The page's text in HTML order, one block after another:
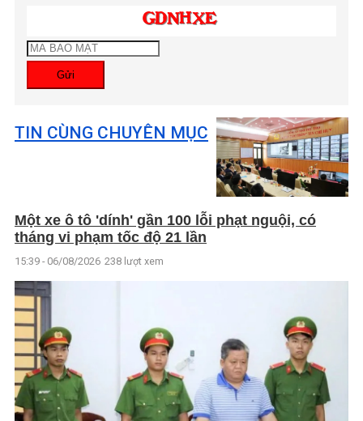
Gửi
TIN CÙNG CHUYÊN MỤC
Một xe ô tô 'dính' gần 100 lỗi phạt nguội, có
tháng vi phạm tốc độ 21 lần
15:39 - 06/08/2026 238 lượt xem